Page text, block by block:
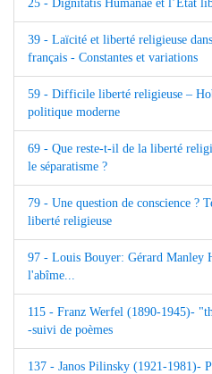
25 - Dignitatis Humanae et l’État
39 - Laïcité et liberté religieuse
français - Constantes et variations
59 - Difficile liberté religieuse –
politique moderne
69 - Que reste-t-il de la liberté
le séparatisme ?
79 - Une question de conscience ?
liberté religieuse
97 - Louis Bouyer: Gérard Manley
l'abîme...
115 - Franz Werfel (1890-1945)-
-suivi de poèmes
137 - Janos Pilinsky (1921-1981)-